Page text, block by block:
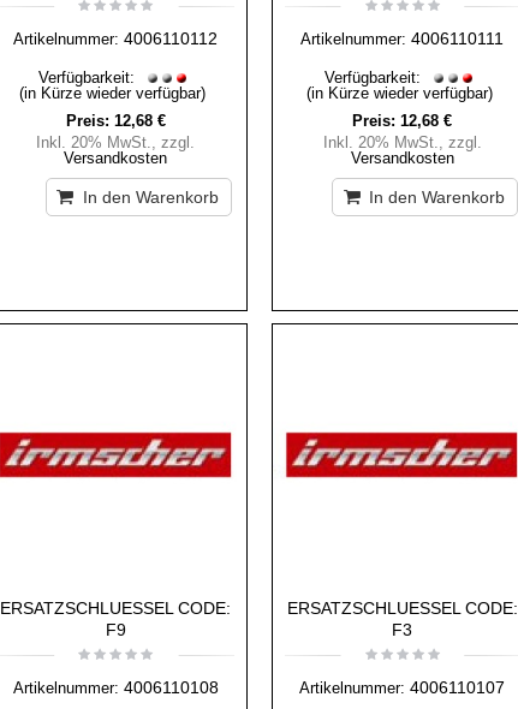
Artikelnummer: 4006110112
Verfügbarkeit:
(in Kürze wieder verfügbar)
Preis: 12,68 €
Inkl. 20% MwSt.
,zzgl.
Versandkosten
In den Warenkorb
Artikelnummer: 4006110111
Verfügbarkeit:
(in Kürze wieder verfügbar)
Preis: 12,68 €
Inkl. 20% MwSt.
zzgl.
Versandkosten
In den Warenkorb
ERSATZSCHLUESSEL CODE:
F9
Artikelnummer: 4006110108
ERSATZSCHLUESSEL CODE:
F3
Artikelnummer: 4006110107